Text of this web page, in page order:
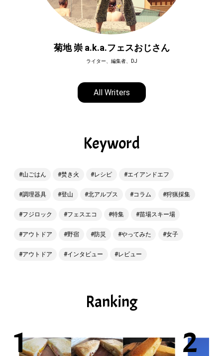
菊地 崇 a.k.a.フェスおじさん
ライター、編集者、DJ
All Writers
Keyword
山ごはん 焚き火 レシピ エイアンドエフ
調理器具 登山 北アルプス コラム 狩猟採集
フジロック フェスエコ 特集 苗場スキー場
アウトドア 野宿 防災 やってみた 女子
アウトドア インタビュー レビュー
Ranking